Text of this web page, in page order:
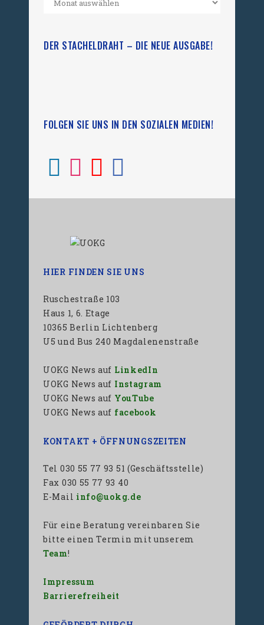
DER STACHELDRAHT – DIE NEUE AUSGABE!
FOLGEN SIE UNS IN DEN SOZIALEN MEDIEN!
HIER FINDEN SIE UNS
Ruschestraße 103
Haus 1, 6. Etage
10365 Berlin Lichtenberg
U5 und Bus 240 Magdalenenstraße
UOKG News auf LinkedIn
UOKG News auf Instagram
UOKG News auf YouTube
UOKG News auf facebook
KONTAKT + ÖFFNUNGSZEITEN
Tel 030 55 77 93 51 (Geschäftsstelle)
Fax 030 55 77 93 40
E-Mail info@uokg.de
Für eine Beratung vereinbaren Sie
bitte einen Termin mit unserem
Team!
Impressum
Barrierefreiheit